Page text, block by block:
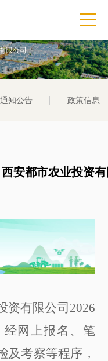
限公司
通知公告 政策信息
西安都市农业投资
资有限公司 2026
网上报名、笔
及考察等程序，